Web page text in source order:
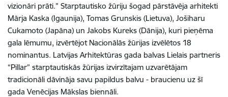
vizionāri prāti.” Starptautisko žūriju šogad pārstāvēja arhitekti
Mārja Kaska (Igaunija), Tomas Grunskis (Lietuva), Jošiharu
Cukamoto (Japāna) un Jakobs Kureks (Dānija), kuri pieņēma
gala lēmumu, izvērtējot Nacionālās žūrijas izvēlētos 18
nominantus. Latvijas Arhitektūras gada balvas Lielais partneris
“Pillar” starptautiskās žūrijas izvirzītajam uzvarētājam
tradicionāli dāvināja savu papildus balvu - braucienu uz šī
gada Venēcijas Mākslas biennāli.